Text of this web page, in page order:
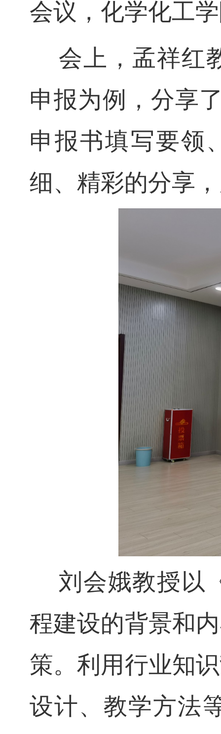
会议，化学化工
会上， 孟祥红
申报为例，分享
申报书填写要领
细、精彩的分享
刘会娥教授以
程建设的背景和
策。利用行业知
设计、教学方法